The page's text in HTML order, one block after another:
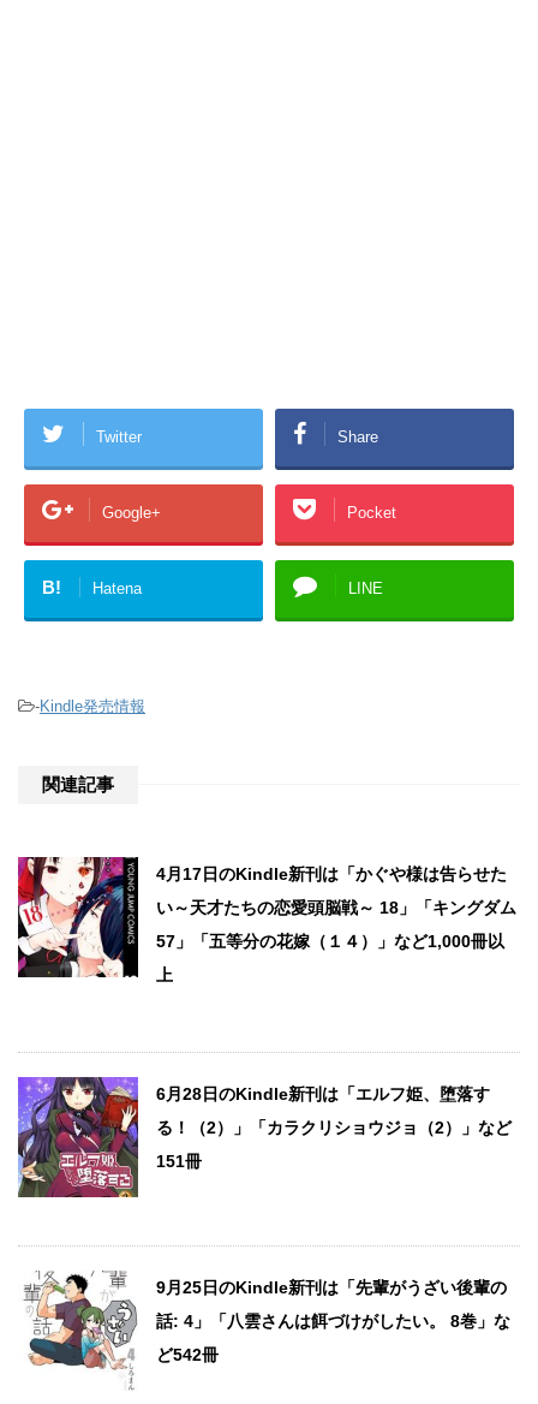
Twitter Share
Google+ Pocket
B! Hatena LINE
-Kindle発売情報
関連記事
4月17日のKindle新刊は「かぐや様は告らせた
い～天才たちの恋愛頭脳戦～ 18」「キングダム
57」「五等分の花嫁（１４）」など1,000冊以
上
6月28日のKindle新刊は「エルフ姫、堕落す
る！（2）」「カラクリショウジョ（2）」など
151冊
9月25日のKindle新刊は「先輩がうざい後輩の
話: 4」「八雲さんは餌づけがしたい。 8巻」な
ど542冊